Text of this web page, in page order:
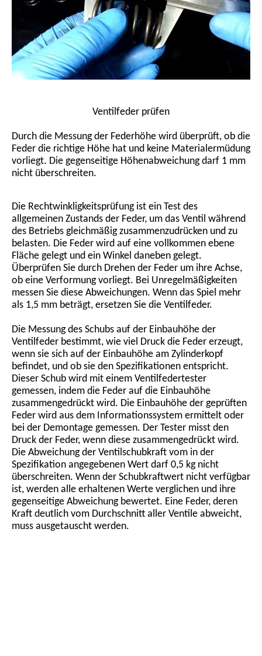
Ventilfeder prüfen
Durch die Messung der Federhöhe wird überprüft, ob die
Feder die richtige Höhe hat und keine Materialermüdung
vorliegt. Die gegenseitige Höhenabweichung darf 1 mm
nicht überschreiten.
Die Rechtwinkligkeitsprüfung ist ein Test des
allgemeinen Zustands der Feder, um das Ventil während
des Betriebs gleichmäßig zusammenzudrücken und zu
belasten. Die Feder wird auf eine vollkommen ebene
Fläche gelegt und ein Winkel daneben gelegt.
Überprüfen Sie durch Drehen der Feder um ihre Achse,
ob eine Verformung vorliegt. Bei Unregelmäßigkeiten
messen Sie diese Abweichungen. Wenn das Spiel mehr
als 1,5 mm beträgt, ersetzen Sie die Ventilfeder.
Die Messung des Schubs auf der Einbauhöhe der
Ventilfeder bestimmt, wie viel Druck die Feder erzeugt,
wenn sie sich auf der Einbauhöhe am Zylinderkopf
befindet, und ob sie den Spezifikationen entspricht.
Dieser Schub wird mit einem Ventilfedertester
gemessen, indem die Feder auf die Einbauhöhe
zusammengedrückt wird. Die Einbauhöhe der geprüften
Feder wird aus dem Informationssystem ermittelt oder
bei der Demontage gemessen. Der Tester misst den
Druck der Feder, wenn diese zusammengedrückt wird.
Die Abweichung der Ventilschubkraft vom in der
Spezifikation angegebenen Wert darf 0,5 kg nicht
überschreiten. Wenn der Schubkraftwert nicht verfügbar
ist, werden alle erhaltenen Werte verglichen und ihre
gegenseitige Abweichung bewertet. Eine Feder, deren
Kraft deutlich vom Durchschnitt aller Ventile abweicht,
muss ausgetauscht werden.